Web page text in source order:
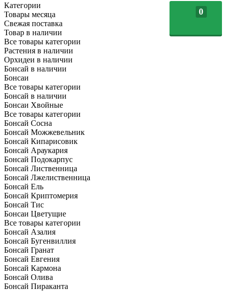
0
Категории
Товары месяца
Свежая поставка
Товар в наличии
Все товары категории
Растения в наличии
Орхидеи в наличии
Бонсай в наличии
Бонсаи
Все товары категории
Бонсай в наличии
Бонсаи Хвойные
Все товары категории
Бонсай Сосна
Бонсай Можжевельник
Бонсай Кипарисовик
Бонсай Араукария
Бонсай Подокарпус
Бонсай Лиственница
Бонсай Лжелиственница
Бонсай Ель
Бонсай Криптомерия
Бонсай Тис
Бонсаи Цветущие
Все товары категории
Бонсай Азалия
Бонсай Бугенвиллия
Бонсай Гранат
Бонсай Евгения
Бонсай Кармона
Бонсай Олива
Бонсай Пираканта